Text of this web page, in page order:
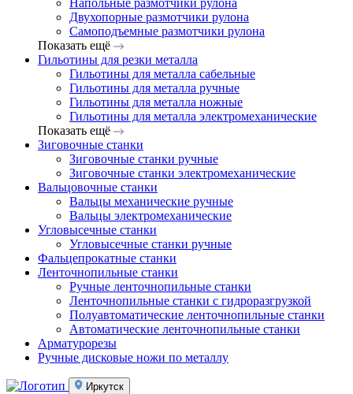
Напольные размотчики рулона
Двухопорные размотчики рулона
Самоподъемные размотчики рулона
Показать ещё
Гильотины для резки металла
Гильотины для металла сабельные
Гильотины для металла ручные
Гильотины для металла ножные
Гильотины для металла электромеханические
Показать ещё
Зиговочные станки
Зиговочные станки ручные
Зиговочные станки электромеханические
Вальцовочные станки
Вальцы механические ручные
Вальцы электромеханические
Угловысечные станки
Угловысечные станки ручные
Фальцепрокатные станки
Ленточнопильные станки
Ручные ленточнопильные станки
Ленточнопильные станки с гидроразгрузкой
Полуавтоматические ленточнопильные станки
Автоматические ленточнопильные станки
Арматурорезы
Ручные дисковые ножи по металлу
Иркутск